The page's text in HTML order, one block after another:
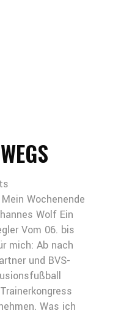
Wochenende
Wolf Ein
Vom 06. bis
mich: Ab nach
und BVS-
Was ich